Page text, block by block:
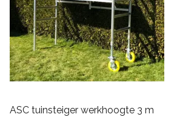
ASC tuinsteiger werkhoogte 3 m